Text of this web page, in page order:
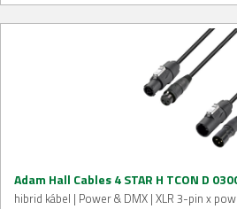
Adam Hall Cables 4 STAR H TCON D
hibrid kábel | Power & DMX | XLR 3-pin x